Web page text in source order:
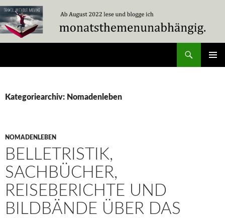
Zum
Inhalt
springen
Kategoriearchiv: Nomadenleben
NOMADENLEBEN
BELLETRISTIK,
SACHBÜCHER,
REISEBERICHTE UND
BILDBÄNDE ÜBER DAS